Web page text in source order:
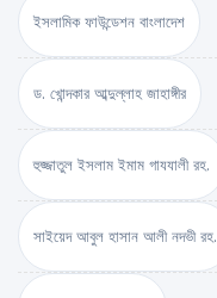
ইসলামিক ফাউন্ডেশন বাংলাদেশ
ড. খোন্দকার আব্দুল্লাহ জাহাঙ্গীর
হুজ্জাতুল ইসলাম ইমাম গাযযালী রহ.
সাইয়েদ আবুল হাসান আলী নদভী রহ.